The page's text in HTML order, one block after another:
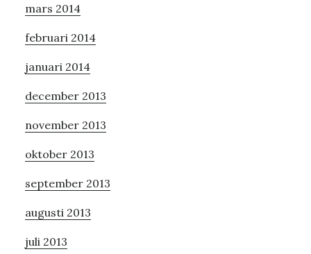
mars 2014
februari 2014
januari 2014
december 2013
november 2013
oktober 2013
september 2013
augusti 2013
juli 2013